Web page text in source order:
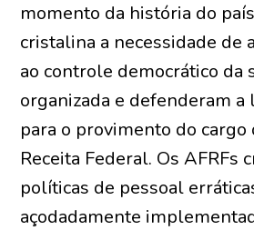
momento da história do
cristalina a necessidade de
ao controle democrático da
organizada e defenderam
para o provimento do cargo
Receita Federal. Os AFRFs
políticas de pessoal
açodadamente